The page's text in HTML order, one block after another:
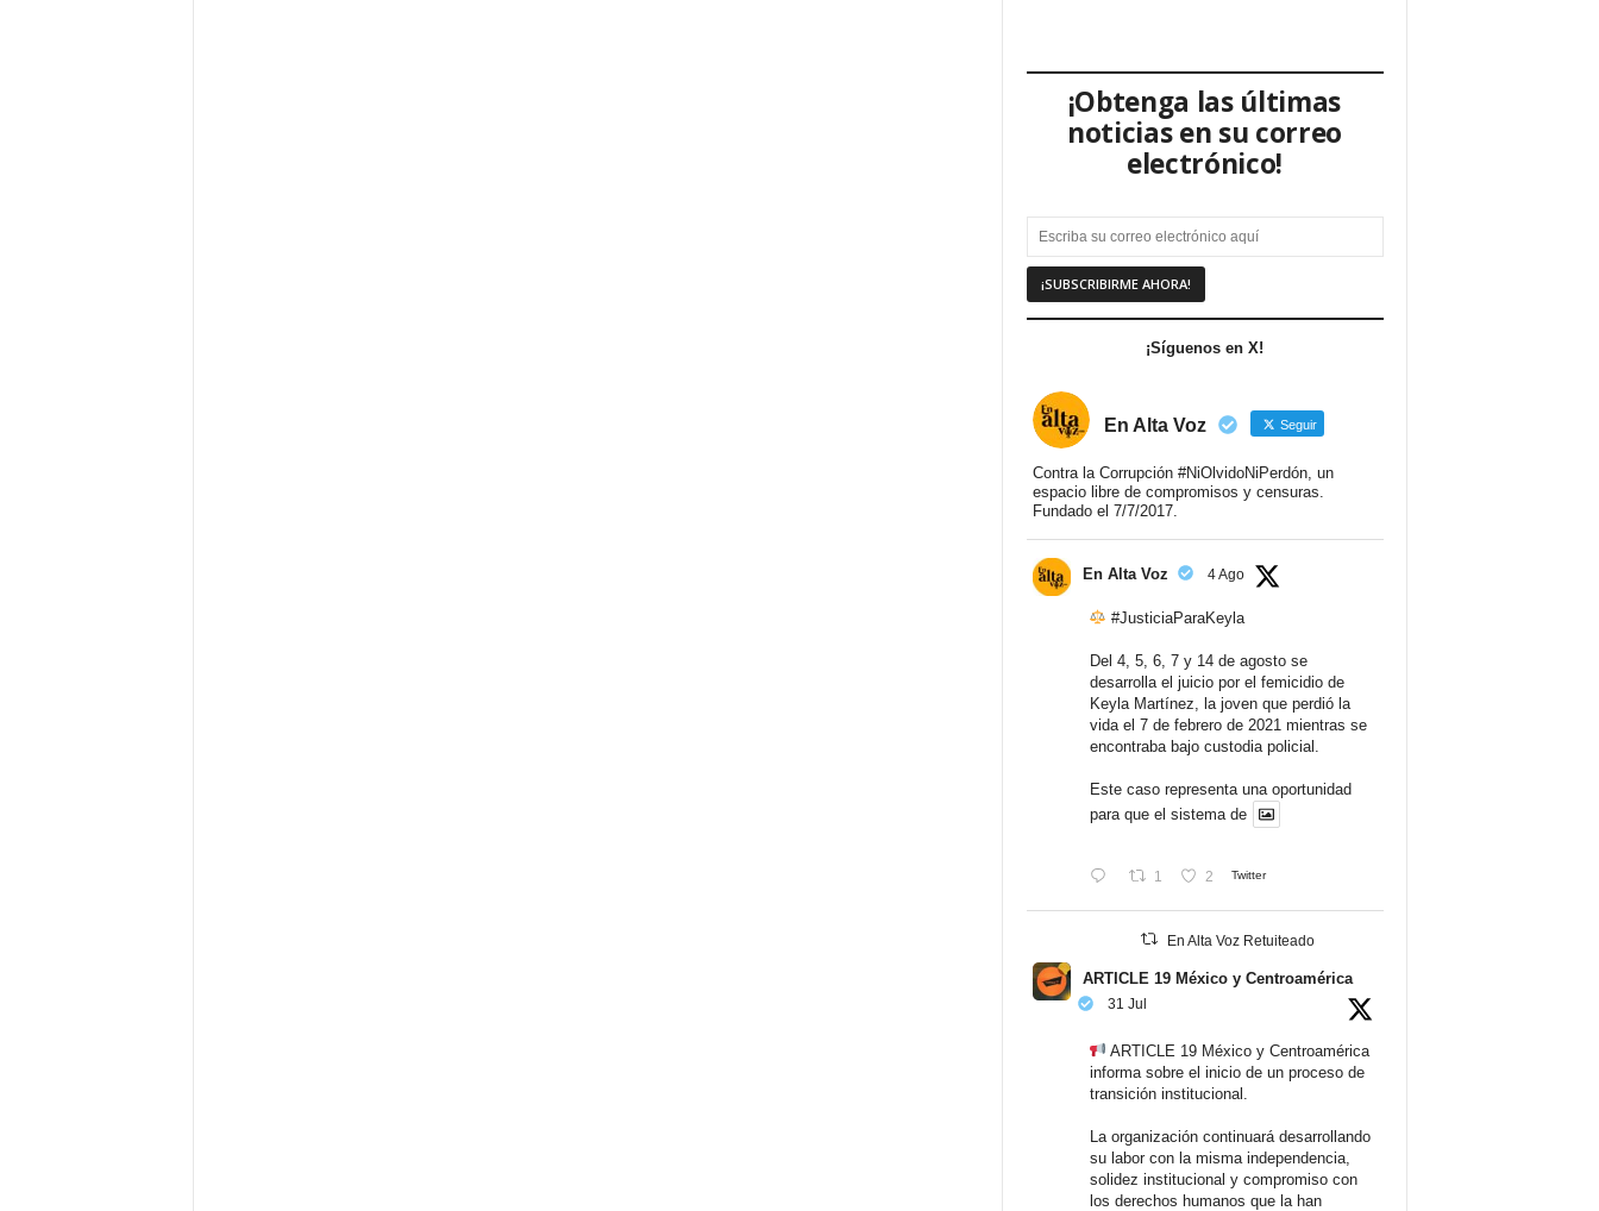
¡Obtenga las últimas
noticias en su correo
electrónico!
¡Síguenos en X!
En Alta Voz Seguir
Contra la Corrupción #NiOlvidoNiPerdón, un
espacio libre de compromisos y censuras.
Fundado el 7/7/2017.
En Alta Voz 4 Ago
#JusticiaParaKeyla
Del 4, 5, 6, 7 y 14 de agosto se
desarrolla el juicio por el femicidio de
Keyla Martínez, la joven que perdió la
vida el 7 de febrero de 2021 mientras se
encontraba bajo custodia policial.
Este caso representa una oportunidad
para que el sistema de
1 2 Twitter
En Alta Voz Retuiteado
ARTICLE 19 México y Centroamérica
31 Jul
ARTICLE 19 México y Centroamérica
informa sobre el inicio de un proceso de
transición institucional.
La organización continuará desarrollando
su labor con la misma independencia,
solidez institucional y compromiso con
los derechos humanos que la han